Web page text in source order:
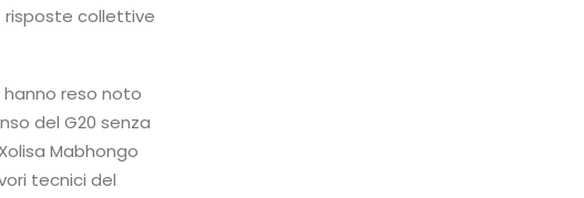
risposte collettive
reso noto
del G20 senza
Mabhongo
tecnici del